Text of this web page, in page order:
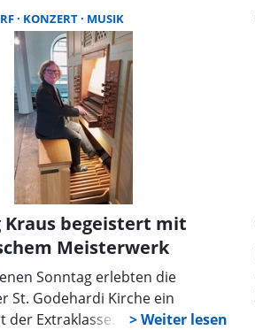
die Zuhörer mit einem
barocker Meisterwerke
KONZERT MUSIK
Kraus begeistert mit
Meisterwerk
Sonntag erlebten die
St. Godehardi Kirche ein
der Extraklasse. Der